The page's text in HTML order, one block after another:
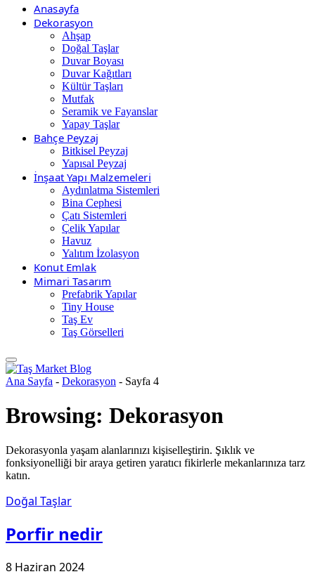
Anasayfa
Dekorasyon
Ahşap
Doğal Taşlar
Duvar Boyası
Duvar Kağıtları
Kültür Taşları
Mutfak
Seramik ve Fayanslar
Yapay Taşlar
Bahçe Peyzaj
Bitkisel Peyzaj
Yapısal Peyzaj
İnşaat Yapı Malzemeleri
Aydınlatma Sistemleri
Bina Cephesi
Çatı Sistemleri
Çelik Yapılar
Havuz
Yalıtım İzolasyon
Konut Emlak
Mimari Tasarım
Prefabrik Yapılar
Tiny House
Taş Ev
Taş Görselleri
Ana Sayfa - Dekorasyon - Sayfa 4
Browsing: Dekorasyon
Dekorasyonla yaşam alanlarınızı kişiselleştirin. Şıklık ve
fonksiyonelliği bir araya getiren yaratıcı fikirlerle mekanlarınıza tarz
katın.
Doğal Taşlar
Porfir nedir
8 Haziran 2024